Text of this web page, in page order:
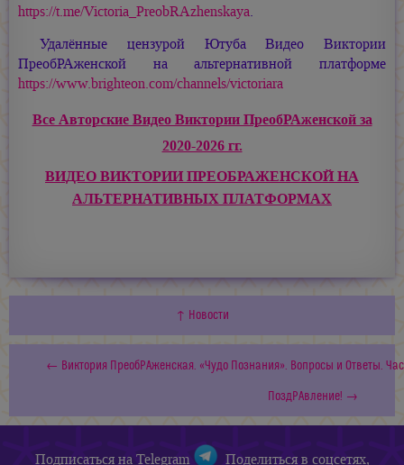
https://t.me/Victoria_PreobRAzhenskaya.
Удалённые цензурой Ютуба Видео Виктории
ПреобРАженской на альтернативной платформе
https://www.brighteon.com/channels/victoriara
Все Авторские Видео Виктории ПреобРАженской за
2020-2026 гг.
ВИДЕО ВИКТОРИИ ПРЕОБРАЖЕНСКОЙ НА
АЛЬТЕРНАТИВНЫХ ПЛАТФОРМАХ
↑ Новости
← Виктория ПреобРАженская. «Чудо Познания». Вопросы и Ответы.
ПоздРАвление! →
Подписатьсяна Telegram
Поделиться в соцсетях,